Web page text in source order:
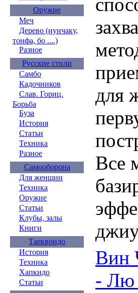
Оружие
Меч
Дерево (нунчаку,
тонфа, бо ....)
Разное
Русские стили
Самбо
Кадочников
Слав. Гориц.
Борьба
Буза
История
Статьи
Техника
Разное
Самооборона
Для женщин
Техника
Оружие
Статьи
Клубы, залы
Книги
Таеквондо
История
Техника
Хапкидо
Статьи
для
Все
Вин
- Лю